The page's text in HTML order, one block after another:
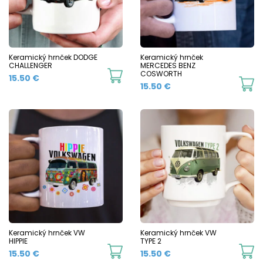
options
may
chosen
on
page
Keramický hrnček DODGE
CHALLENGER
15.50 €
This
product
has
multiple
variants.
options
may
chosen
Keramický hrnček
MERCEDES BENZ
COSWORTH
15.50 €
Keramický hrnček VW
HIPPIE
15.50 €
This
Keramický hrnček VW
TYPE 2
15.50 €